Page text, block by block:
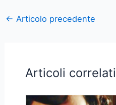
← Articolo precedente
Articoli correlati